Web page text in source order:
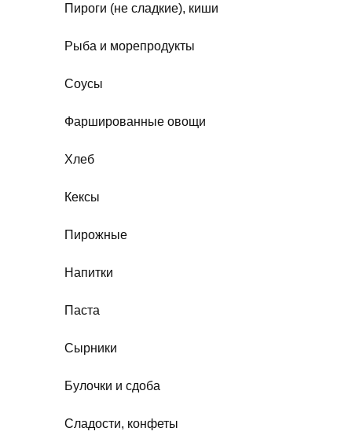
Пироги (не сладкие), киши
Рыба и морепродукты
Соусы
Фаршированные овощи
Хлеб
Кексы
Пирожные
Напитки
Паста
Сырники
Булочки и сдоба
Сладости, конфеты